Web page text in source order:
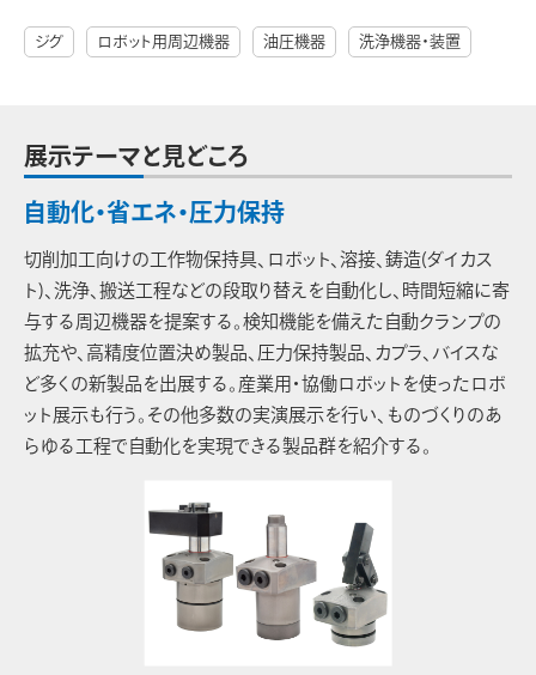
ジグ ロボット用周辺機器 油圧機器 洗浄機器・装置
展示テーマと見どころ
自動化・省エネ・圧力保持
切削加工向けの工作物保持具、ロボット、溶接、鋳造(ダイカス
ト)、洗浄、搬送工程などの段取り替えを自動化し、時間短縮に寄
与する周辺機器を提案する。検知機能を備えた自動クランプの
拡充や、高精度位置決め製品、圧力保持製品、カプラ、バイスな
ど多くの新製品を出展する。産業用・協働ロボットを使ったロボ
ット展示も行う。その他多数の実演展示を行い、ものづくりのあ
らゆる工程で自動化を実現できる製品群を紹介する。